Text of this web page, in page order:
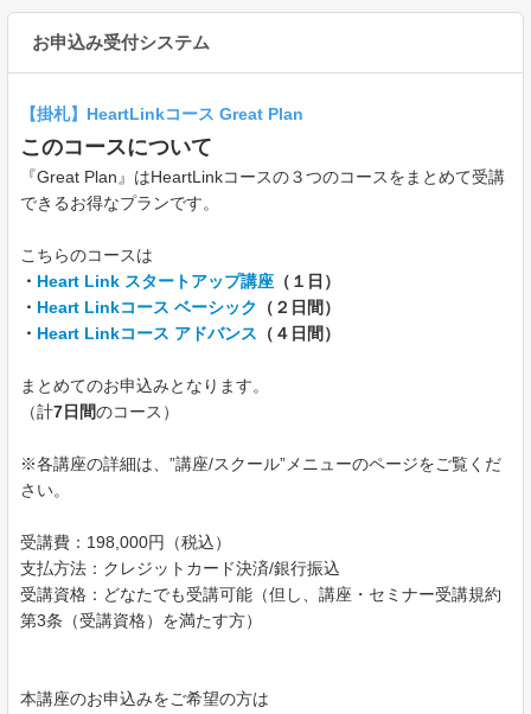
お申込み受付システム
【掛札】HeartLinkコース Great Plan
このコースについて
『Great Plan』はHeartLinkコースの３つのコースをまとめて受講
できるお得なプランです。
こちらのコースは
・ Heart Link スタートアップ講座 （１日）
・ Heart Linkコース ベーシック
（２日間）
・ Heart Linkコース アドバンス （４日間）
まとめてのお申込みとなります。
（計7日間のコース）
※各講座の詳細は、”講座/スクール”メニューのページをご覧くだ
さい。
受講費：198,000円（税込）
支払方法：クレジットカード決済/銀行振込
受講資格：どなたでも受講可能（但し、講座・セミナー受講規約
第3条（受講資格）を満たす方）
本講座のお申込みをご希望の方は